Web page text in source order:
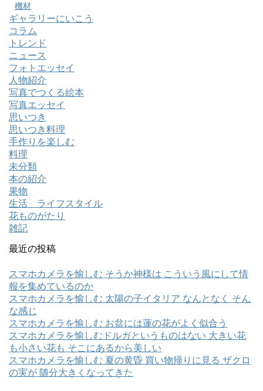
機材
ギャラリーにいこう
コラム
トレンド
ニュース
フォトエッセイ
人物紹介
写真でつくる絵本
写真エッセイ
思いつき
思いつき料理
手作りを楽しむ
料理
未分類
本の紹介
果物
生活 ライフスタイル
花ものがたり
雑記
最近の投稿
スマホカメラを愉しむ そうか神様は こういう風にして情
報を集めているのか
スマホカメラを愉しむ 太陽の子イタリア なんとなく そん
な感じ
スマホカメラを愉しむ お盆には蓮の花がよく似合う
スマホカメラを愉しむドルガというものはない 大きい花
も小さい花も そこにあるから美しい
スマホカメラを愉しむ 夏の黄昏 買い物帰りに見る ザクロ
の実が 随分大きくなってきた